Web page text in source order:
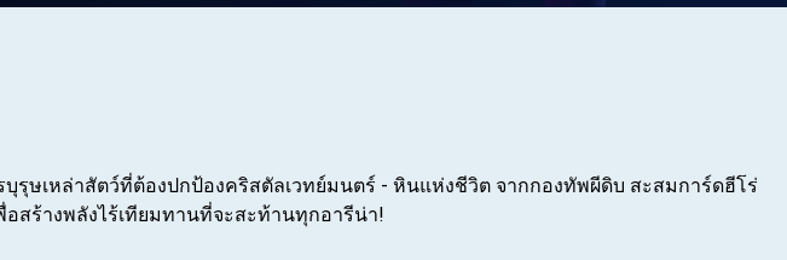
รุษเหล่าสัตว์ที่ต้องปกป้องคริสตัลเวทย์มนตร์ - หินแห่งชีวิต จากกองทัพผีดิบ สะสมการ์ดฮีโร่
สร้างพลังไร้เทียมทานที่จะสะท้านทุกอารีน่า!